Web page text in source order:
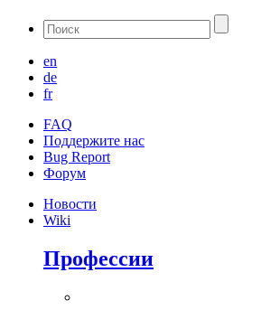
en
de
fr
FAQ
Поддержите нас
Bug Report
Форум
Новости
Wiki
Профессии